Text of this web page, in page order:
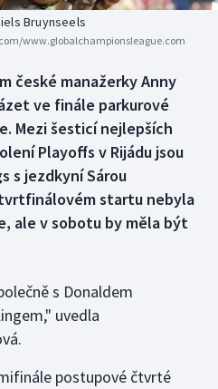
Bruynseels
www.globalchampionsleague.com
české manažerky Anny
ve finále parkurové
Mezi šesticí nejlepších
Playoffs v Rijádu jsou
s jezdkyní Sárou
startu nebyla
ale v sobotu by měla být
s Donaldem
uvedla
postupové čtvrté